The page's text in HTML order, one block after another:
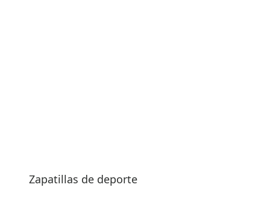
Zapatillas de deporte